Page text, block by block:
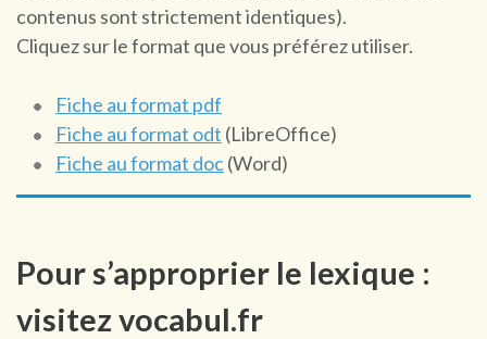
contenus sont strictement identiques).
Cliquez sur le format que vous préférez utiliser.
Fiche au format pdf
Fiche au format odt (LibreOffice)
Fiche au format doc(Word)
Pour s’approprier le lexique :
visitez vocabul.fr